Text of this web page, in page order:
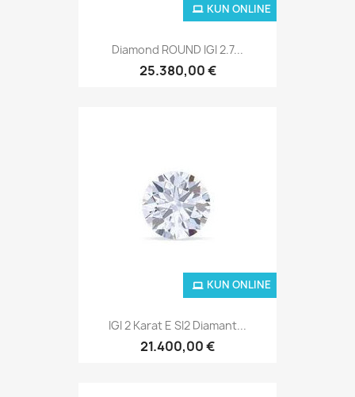
Diamond ROUND IGI 2.7...
25.380,00 €
KUN ONLINE
IGI 2 Karat E SI2 Diamant...
21.400,00 €
KUN ONLINE